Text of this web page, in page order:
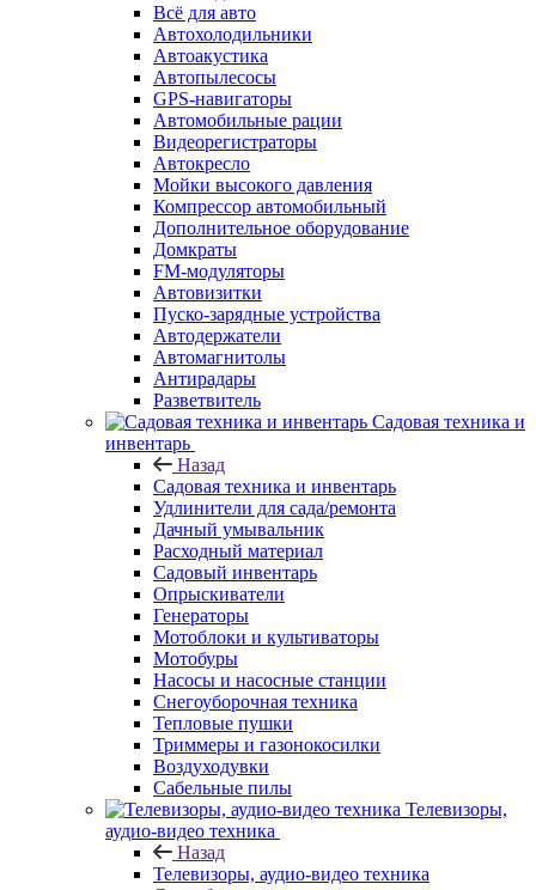
Всё для авто
Автохолодильники
Автоакустика
Автопылесосы
GPS-навигаторы
Автомобильные рации
Видеорегистраторы
Автокресло
Мойки высокого давления
Компрессор автомобильный
Дополнительное оборудование
Домкраты
FM-модуляторы
Автовизитки
Пуско-зарядные устройства
Автодержатели
Автомагнитолы
Антирадары
Разветвитель
Садовая техника и
инвентарь
Назад
Садовая техника и инвентарь
Удлинители для сада/ремонта
Дачный умывальник
Расходный материал
Садовый инвентарь
Опрыскиватели
Генераторы
Мотоблоки и культиваторы
Мотобуры
Насосы и насосные станции
Снегоуборочная техника
Тепловые пушки
Триммеры и газонокосилки
Воздуходувки
Сабельные пилы
Телевизоры,
аудио-видео техника
Назад
Телевизоры, аудио-видео техника